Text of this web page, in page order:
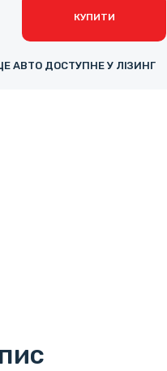
КУПИТИ
АВТО ДОСТУПНЕ У ЛІЗИНГ